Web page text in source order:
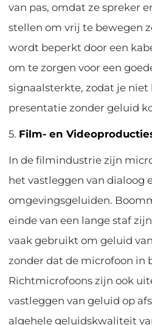
van pas, omdat ze spreker
stellen om vrij te bewegen
wordt beperkt door een
om te zorgen voor een
signaalsterkte, zodat je niet
presentatie zonder geluid
5. Film- en
In de filmindustrie zijn
het vastleggen van dialoog
omgevingsgeluiden.
einde van een lange staf
vaak gebruikt om geluid
zonder dat de microfoon in
Richtmicrofoons zijn ook
vastleggen van geluid op
algehele geluidskwaliteit